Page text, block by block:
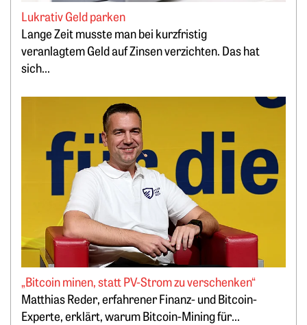
Springe zum Ende des Werbebanners
Lukrativ Geld parken
Lange Zeit musste man bei kurzfristig
veranlagtem Geld auf Zinsen verzichten. Das hat
sich...
„Bitcoin minen, statt PV-Strom zu verschenken“
Matthias Reder, erfahrener Finanz- und Bitcoin-
Experte, erklärt, warum Bitcoin-Mining für...
Weiterlesen: „Bitcoin minen, statt PV-Strom zu